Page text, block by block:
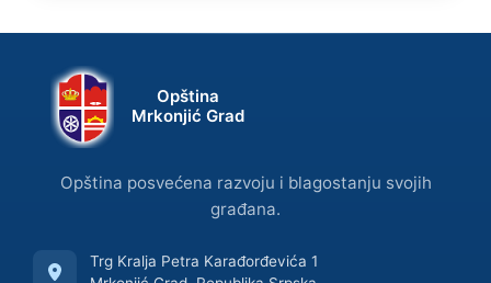
Opština
Mrkonjić Grad
Opština posvećena razvoju i blagostanju svojih
građana.
Trg Kralja Petra Karađorđevića 1